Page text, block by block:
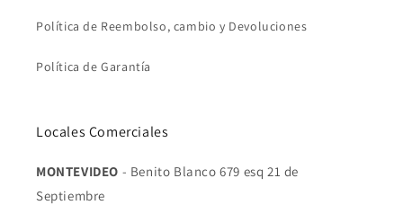
Política de Reembolso, cambio y Devoluciones
Política de Garantía
Locales Comerciales
MONTEVIDEO - Benito Blanco 679 esq 21 de
Septiembre